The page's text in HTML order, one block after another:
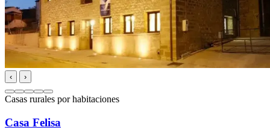
‹ ›
Casas rurales por habitaciones
Casa Felisa